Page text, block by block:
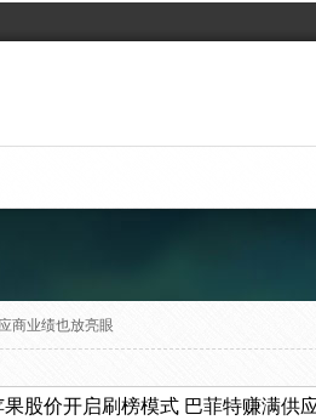
商业绩也放亮眼
果股价开启刷榜模式 巴菲特赚满供